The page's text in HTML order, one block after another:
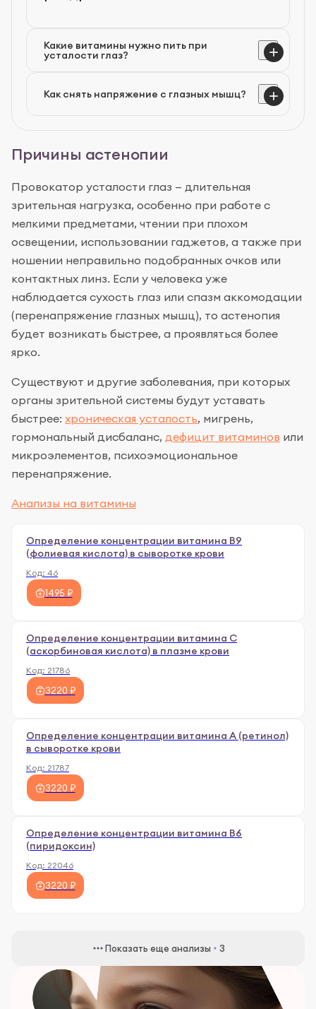
Какие витамины нужно пить при
усталости глаз?
медикаменты можно только
Как снять напряжение с глазных мышц?
Для профилактики астенопии в течение дня
нужно делать регулярные перерывы в
20»: каждые 20 минут смотреть на объект на
расстоянии 20 футов (около 6 м) в течение 20
Причины астенопии
Провокатор усталости глаз — длительная
зрительная нагрузка, особенно при работе с
мелкими предметами, чтении при плохом
освещении, использовании гаджетов, а также при
ношении неправильно подобранных очков или
контактных линз. Если у человека уже
наблюдается сухость глаз или спазм аккомодации
(перенапряжение глазных мышц), то астенопия
будет возникать быстрее, а проявляться более
ярко.
Существуют и другие заболевания, при которых
органы зрительной системы будут уставать
быстрее: хроническая усталость, мигрень,
гормональный дисбаланс, дефицит витаминов или
микроэлементов, психоэмоциональное
перенапряжение.
Анализы на витамины
Определение концентрации витамина B9
(фолиевая кислота) в сыворотке крови
Код: 46
1495 ₽
Определение концентрации витамина С
(аскорбиновая кислота) в плазме крови
Код: 21786
3220 ₽
Определение концентрации витамина А (ретинол)
в сыворотке крови
Код: 21787
3220 ₽
Определение концентрации витамина В6
(пиридоксин)
Код: 22046
3220 ₽
Показать еще анализы 3